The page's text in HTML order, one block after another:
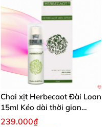
Chai xịt Herbecaot Đài Loan
15ml Kéo dài thời gian
Tăng khoái cảm
239.000₫